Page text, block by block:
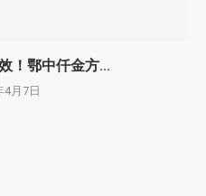
！鄂中仟金方...
4月7日